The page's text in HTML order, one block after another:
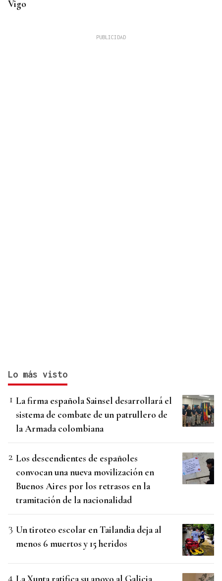
Vigo
Lo más visto
La firma española Sainsel desarrollará el
sistema de combate de un patrullero de
la Armada colombiana
Los descendientes de españoles
convocan una nueva movilización en
Buenos Aires por los retrasos en la
tramitación de la nacionalidad
Un tiroteo escolar en Tailandia deja al
menos 6 muertos y 15 heridos